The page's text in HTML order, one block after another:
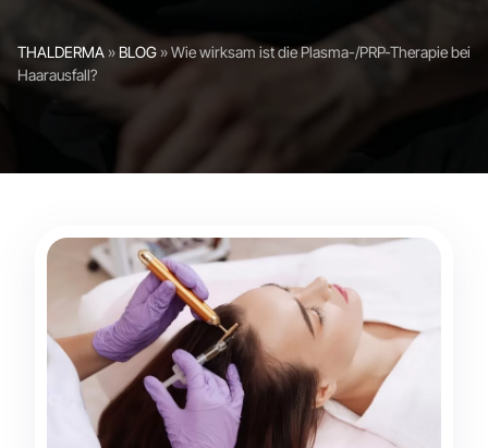
THALDERMA »BLOG »Wie wirksam ist die Plasma-/PRP-Therapie bei
Haarausfall?